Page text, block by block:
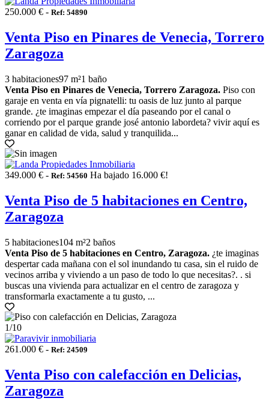
250.000 € - Ref: 54890
Venta Piso en Pinares de Venecia, Torrero
Zaragoza
3 habitaciones97 m²1 baño
Venta Piso en Pinares de Venecia, Torrero Zaragoza. Piso con
garaje en venta en vía pignatelli: tu oasis de luz junto al parque
grande. ¿te imaginas empezar el día paseando por el canal o
corriendo por el parque grande josé antonio labordeta? vivir aquí es
ganar en calidad de vida, salud y tranquilida...
349.000 € - Ref: 54560 Ha bajado 16.000 €!
Venta Piso de 5 habitaciones en Centro,
Zaragoza
5 habitaciones104 m²2 baños
Venta Piso de 5 habitaciones en Centro, Zaragoza. ¿te imaginas
despertar cada mañana con el sol inundando tu casa, sin el ruido de
vecinos arriba y viviendo a un paso de todo lo que necesitas?. . si
buscas una vivienda para actualizar en el centro de zaragoza y
transformarla exactamente a tu gusto, ...
1/10
261.000 € - Ref: 24509
Venta Piso con calefacción en Delicias,
Zaragoza